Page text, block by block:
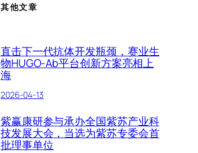
其他文章
直击下一代抗体开发瓶颈，赛业生
物HUGO-Ab平台创新方案亮相上
海
2026-04-13
紫赢康研参与承办全国紫苏产业科
技发展大会，当选为紫苏专委会首
批理事单位